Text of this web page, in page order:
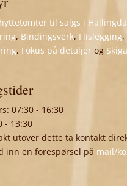
til salgs i
, Bindingsverk, Flislegging,
, Fokus på detaljerog
07:30 - 16:30
- 13:30
utover dette ta kontakt
inn en forespørsel på mail/